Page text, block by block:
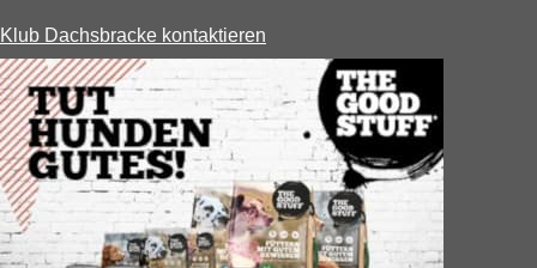
Klub Dachsbracke kontaktieren